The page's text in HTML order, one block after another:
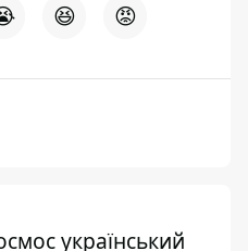
😆 😡
український